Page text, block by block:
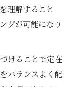
理解すること
グが可能になり
けることで定在
バランスよく配